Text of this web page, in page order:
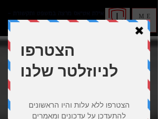
מנטורית לעמידה בפני קהל ומצלמה
ME
NU